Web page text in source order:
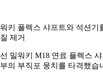
키 플렉스 샤프트와 석션기
제거
밀워키 M18 연료 플렉스
의 부직포 뭉치를 타격했습